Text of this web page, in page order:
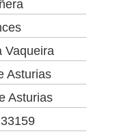
Vaqueira
Asturias
Asturias
33159